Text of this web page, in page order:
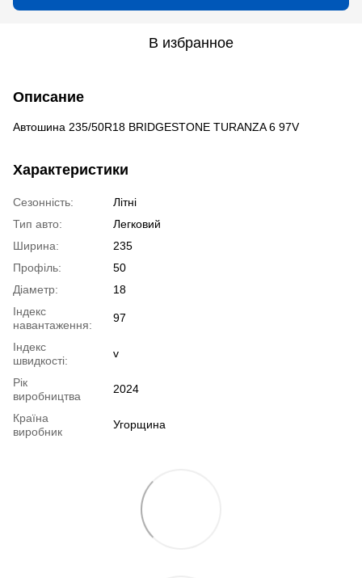
В избранное
Описание
Автошина 235/50R18 BRIDGESTONE TURANZA 6 97V
Характеристики
Сезонність:
Літні
Тип авто:
Легковий
Ширина:
235
Профіль:
50
Діаметр:
18
Індекс
навантаження:
97
Індекс
швидкості:
v
Рік
виробництва
2024
Країна
виробник
Угорщина